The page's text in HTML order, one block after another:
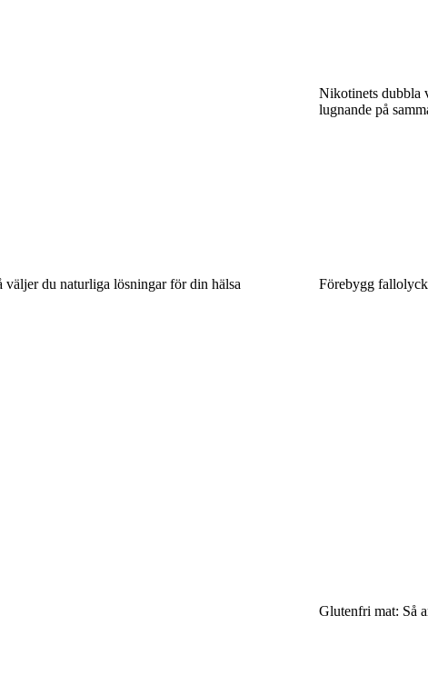
Nikotinets dubbla
lugnande på
du naturliga lösningar för din hälsa Förebygg
Glutenfri mat: Så